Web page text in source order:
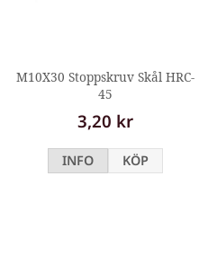
M10X30 Stoppskruv Skål HRC-
45
3,20 kr
INFO KÖP